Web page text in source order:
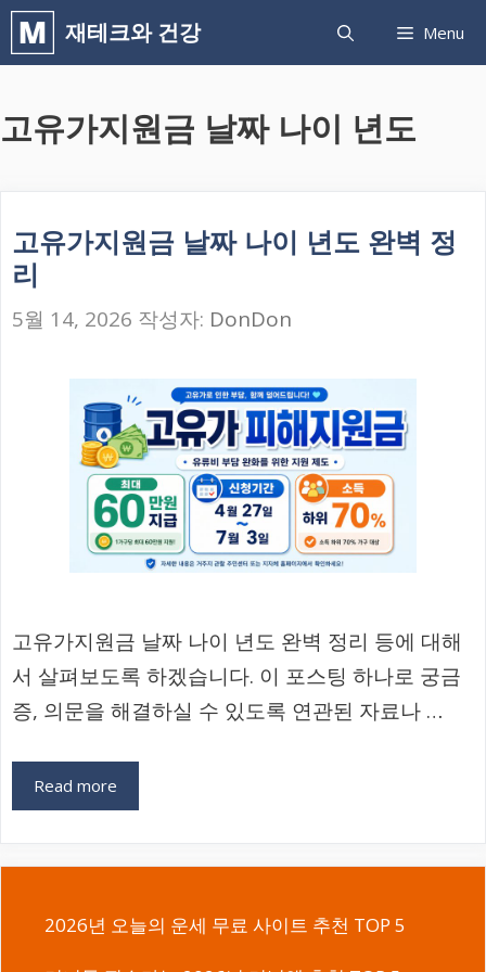
컨
텐
로
기
재테크와 건강 Menu
고유가지원금 날짜 나이 년도
고유가지원금 날짜 나이 년도 완벽 정
리
5월 14, 2026 작성자: DonDon
고유가지원금 날짜 나이 년도 완벽 정리 등에 대해
서 살펴보도록 하겠습니다. 이 포스팅 하나로 궁금
증, 의문을 해결하실 수 있도록 연관된 자료나 …
Read more
2026년 오늘의 운세 무료 사이트 추천 TOP 5